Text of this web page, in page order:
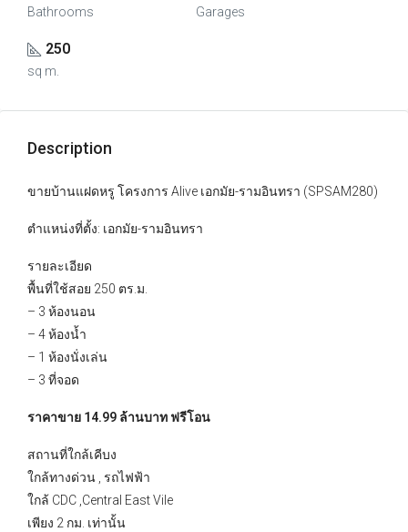
Bathrooms Garages
250
sq m.
Description
ขายบ้านแฝดหรู โครงการ Alive เอกมัย-รามอินทรา (SPSAM280)
ตำแหน่งที่ตั้ง: เอกมัย-รามอินทรา
รายละเอียด
พื้นที่ใช้สอย 250 ตร.ม.
– 3 ห้องนอน
– 4 ห้องน้ำ
– 1 ห้องนั่งเล่น
– 3 ที่จอด
ราคาขาย 14.99 ล้านบาท ฟรีโอน
สถานที่ใกล้เคีบง
ใกล้ทางด่วน , รถไฟฟ้า
ใกล้ CDC ,Central East Vile
เพียง 2 กม. เท่านั้น